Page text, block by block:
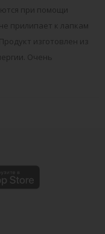
при помощи
прилипает к лапкам
изготовлен из
Очень